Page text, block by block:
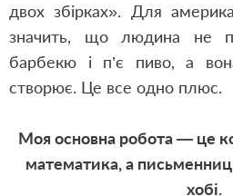
двох збірках». Для
значить, що людина не
барбекю і п’є пиво, а
створює. Це все одно плюс.
Моя основна робота — це
математика, а
хобі.